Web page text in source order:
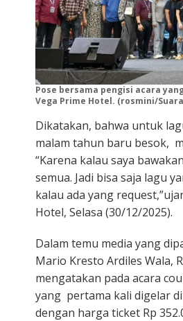
Pose bersama pengisi acara
Vega Prime Hotel. (rosmini/
Dikatakan, bahwa untuk
malam tahun baru besok,
“Karena kalau saya
semua. Jadi bisa saja lagu
kalau ada yang
Hotel, Selasa (30/12/2025).
Dalam temu media yang
Mario Kresto Ardiles Wala,
mengatakan pada acara
yang pertama kali digelar
dengan harga ticket Rp